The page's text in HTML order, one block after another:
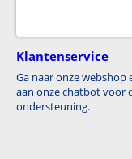
Klantenservice
Ga naar onze webshop
aan onze chatbot voor
ondersteuning.